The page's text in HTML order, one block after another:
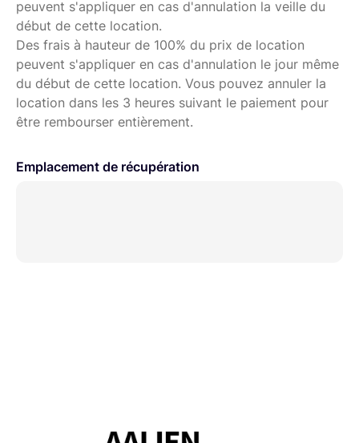
peuvent s'appliquer en cas d'annulation la veille du
début de cette location.
Des frais à hauteur de 100% du prix de location
peuvent s'appliquer en cas d'annulation le jour même
du début de cette location. Vous pouvez annuler la
location dans les 3 heures suivant le paiement pour
être rembourser entièrement.
Emplacement de récupération